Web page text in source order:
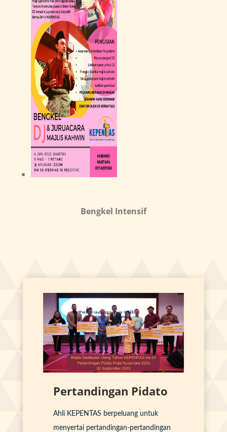
Bengkel Intensif
Pertandingan Pidato
Ahli KEPENTAS berpeluang untuk
menyertai pertandingan-pertandingan